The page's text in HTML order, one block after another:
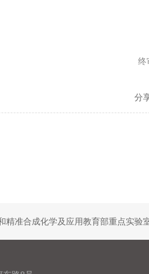
终
分
精准合成化学及应用教育部重点实验